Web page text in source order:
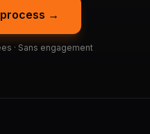
→
· Sans engagement